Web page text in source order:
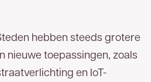
hebben steeds grotere
nieuwe toepassingen, zoals
en IoT-